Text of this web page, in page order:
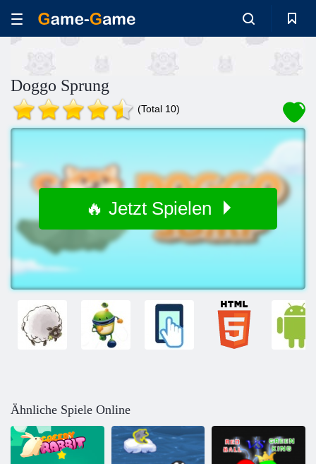
Doggo Sprung
(Total 10)
🔥 Jetzt Spielen
Ähnliche Spiele Online